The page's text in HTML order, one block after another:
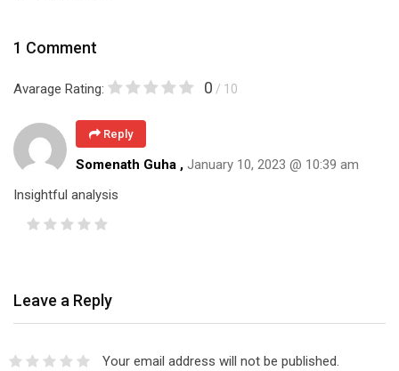
1 Comment
Avarage Rating: 0 / 10
Reply
Somenath Guha , January 10, 2023 @ 10:39 am
Insightful analysis
Leave a Reply
Your email address will not be published.